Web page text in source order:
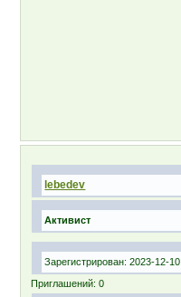
lebedev
Активист
Зарегистрирован: 2023-12-10
Приглашений: 0